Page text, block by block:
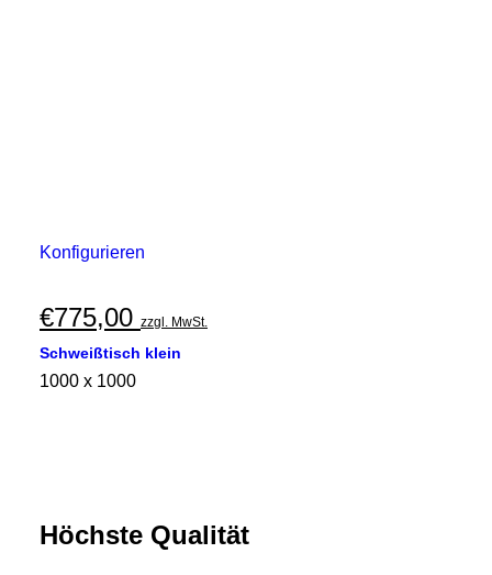
Konfigurieren
€775,00 zzgl. MwSt.
Schweißtisch klein
1000 x 1000
Höchste Qualität